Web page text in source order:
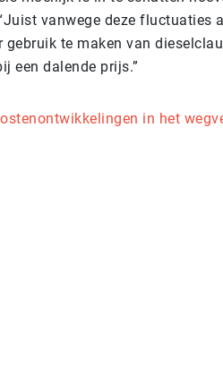
vanwege deze fluctuaties
te maken van
een dalende prijs.”
in het